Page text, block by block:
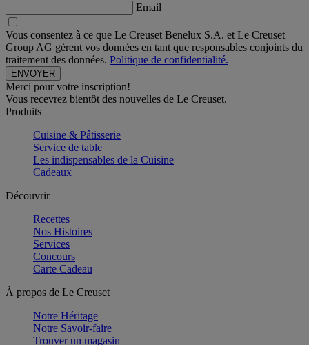
Email
Vous consentez à ce que Le Creuset Benelux S.A. et Le Creuset
Group AG gèrent vos données en tant que responsables conjoints du
traitement des données. Politique de confidentialité.
Merci pour votre inscription!
Vous recevrez bientôt des nouvelles de Le Creuset.
Produits
Cuisine & Pâtisserie
Service de table
Les indispensables de la Cuisine
Cadeaux
Découvrir
Recettes
Nos Histoires
Services
Concours
Carte Cadeau
À propos de Le Creuset
Notre Héritage
Notre Savoir-faire
Trouver un magasin